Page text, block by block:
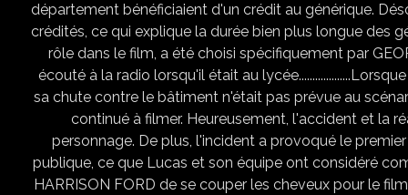
département bénéficiaient d'un crédit au générique.
crédités, ce qui explique la durée bien plus longue des
rôle dans le film, a été choisi spécifiquement par
écouté à la radio lorsqu'il était au
sa chute contre le bâtiment n'était pas prévue au
continué à filmer. Heureusement, l'accident et la
personnage. De plus, l'incident a provoqué le
publique, ce que Lucas et son équipe ont considéré
HARRISON FORD de se couper les cheveux pour le